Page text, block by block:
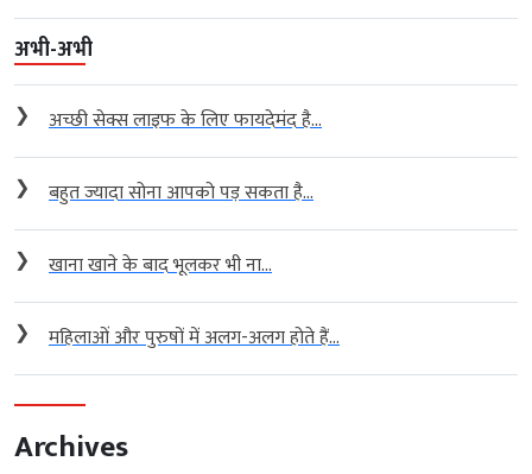
अभी-अभी
❯ अच्छी सेक्स लाइफ के लिए फायदेमंद है...
❯ बहुत ज्यादा सोना आपको पड़ सकता है...
❯ खाना खाने के बाद भूलकर भी ना...
❯ महिलाओं और पुरुषों में अलग-अलग होते हैं...
Archives